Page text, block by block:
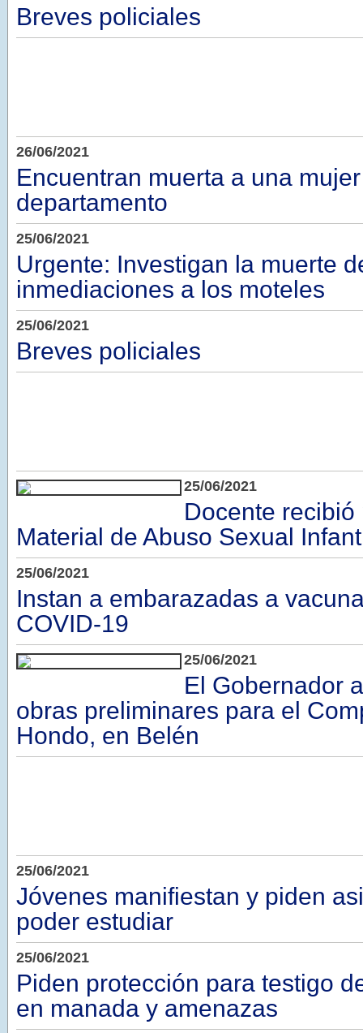
Breves policiales
26/06/2021
Encuentran muerta a una
departamento
25/06/2021
Urgente: Investigan la muerte
inmediaciones a los moteles
25/06/2021
Breves policiales
25/06/2021
Docente
Material de Abuso Sexual
25/06/2021
Instan a embarazadas a
COVID-19
25/06/2021
El Gobernador
obras preliminares para el
Hondo, en Belén
25/06/2021
Jóvenes manifiestan y piden
poder estudiar
25/06/2021
Piden protección para testigo
en manada y amenazas